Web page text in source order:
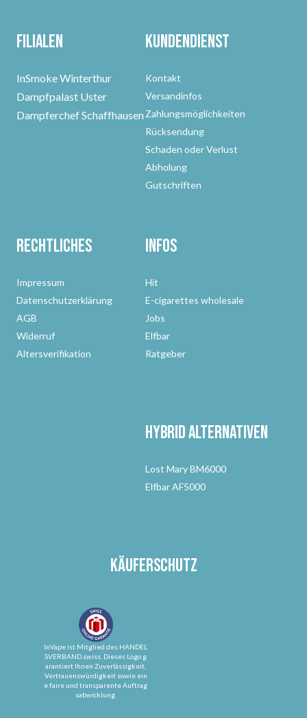
Filialen
InSmoke Winterthur
Dampfpalast Uster
Dampferchef Schaffhausen
Kundendienst
Kontakt
Versandinfos
Zahlungsmöglichkeiten
Rücksendung
Schaden oder Verlust
Abholung
Gutschriften
Rechtliches
Impressum
Datenschutzerklärung
AGB
Widerruf
Altersverifikation
Infos
Hit
E-cigarettes wholesale
Jobs
Elfbar
Ratgeber
Hybrid Alternativen
Lost Mary BM6000
Elfbar AF5000
Käuferschutz
InVape ist Mitglied des HANDEL
SVERBAND.swiss. Dieses Logo g
arantiert Ihnen Zuverlässigkeit,
Vertrauenswürdigkeit sowie ein
e faire und transparente Auftrag
sabwicklung.